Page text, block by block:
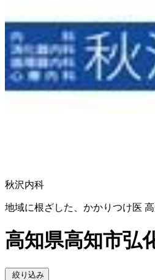
秋沢内科
地域に根ざした、かかりつけ医
高知県高知市弘
絞り込み